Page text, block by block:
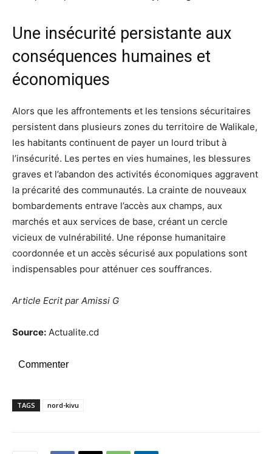
Une insécurité persistante aux
conséquences humaines et
économiques
Alors que les affrontements et les tensions sécuritaires
persistent dans plusieurs zones du territoire de Walikale,
les habitants continuent de payer un lourd tribut à
l’insécurité. Les pertes en vies humaines, les blessures
graves et l’abandon des activités économiques aggravent
la précarité des communautés. La crainte de nouveaux
bombardements entrave l’accès aux champs, aux
marchés et aux services de base, créant un cercle
vicieux de vulnérabilité. Une réponse humanitaire
coordonnée et un accès sécurisé aux populations sont
indispensables pour atténuer ces souffrances.
Article Ecrit par Amissi G
Source: Actualite.cd
Commenter
TAGS nord-kivu